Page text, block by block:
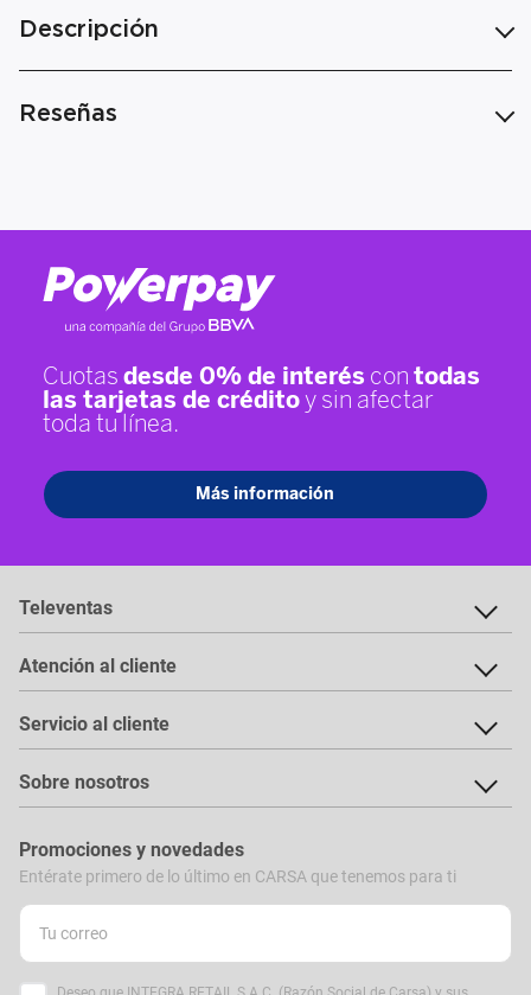
Descripción
Reseñas
Televentas
Atención al cliente
Servicio al cliente
Sobre nosotros
Promociones y novedades
Entérate primero de lo último en CARSA que tenemos para ti